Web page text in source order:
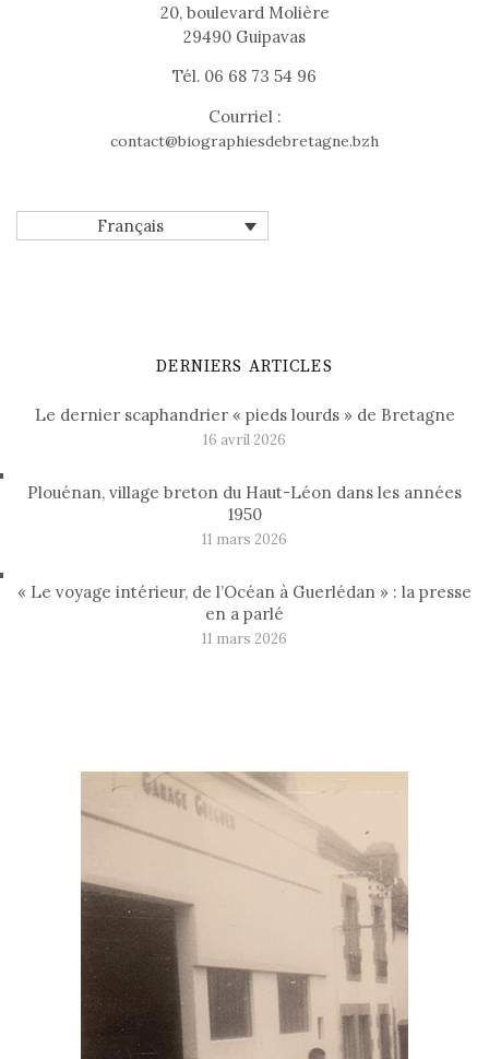
20, boulevard Molière
29490 Guipavas
Tél. 06 68 73 54 96
Courriel :
contact@biographiesdebretagne.bzh
Français
DERNIERS ARTICLES
Le dernier scaphandrier « pieds lourds » de Bretagne
16 avril 2026
Plouénan, village breton du Haut-Léon dans les années
1950
11 mars 2026
« Le voyage intérieur, de l’Océan à Guerlédan » : la presse
en a parlé
11 mars 2026